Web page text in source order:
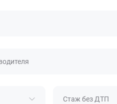
Стаж без ДТП